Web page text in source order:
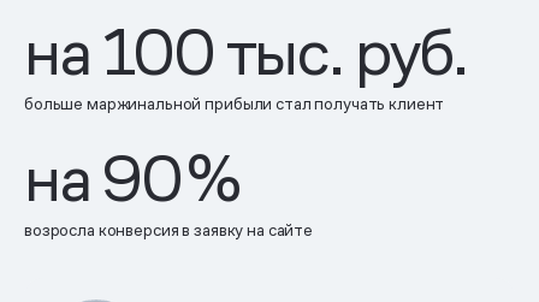
на100тыс. руб.
больше маржинальной прибыли стал получать клиент
на90%
возросла конверсия в заявку на сайте